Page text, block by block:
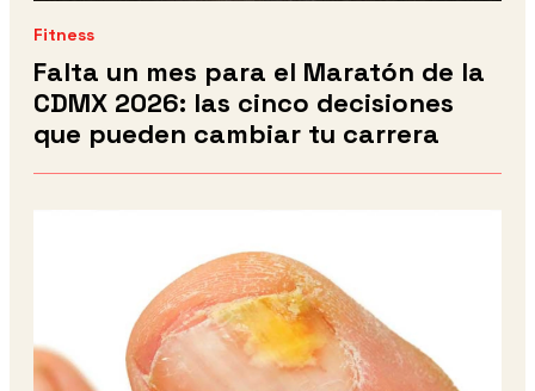
Fitness
Falta un mes para el Maratón de la
CDMX 2026: las cinco decisiones
que pueden cambiar tu carrera